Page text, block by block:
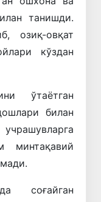
танишди.
озиқ-овқат
кўздан
ўтаётган
билан
минтақавий
соғайган